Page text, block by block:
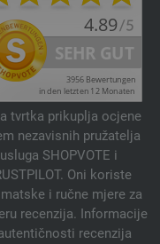
tvrtka prikuplja ocjene
nezavisnih pružatelja
usluga SHOPVOTE i
Oni koriste
i ručne mjere za
recenzija. Informacije
recenzija